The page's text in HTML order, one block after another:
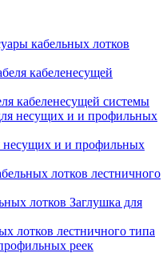
кабельных лотков
кабеленесущей системы
несущих и и профильных
лотков лестничного
Заглушка для
лотков лестничного типа
реек